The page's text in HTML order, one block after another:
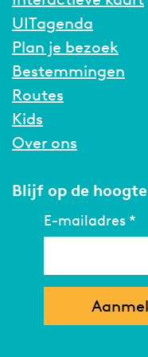
UITagenda
Plan je bezoek
Bestemmingen
Routes
Kids
Over ons
Blijf op de hoogte
E-mailadres*